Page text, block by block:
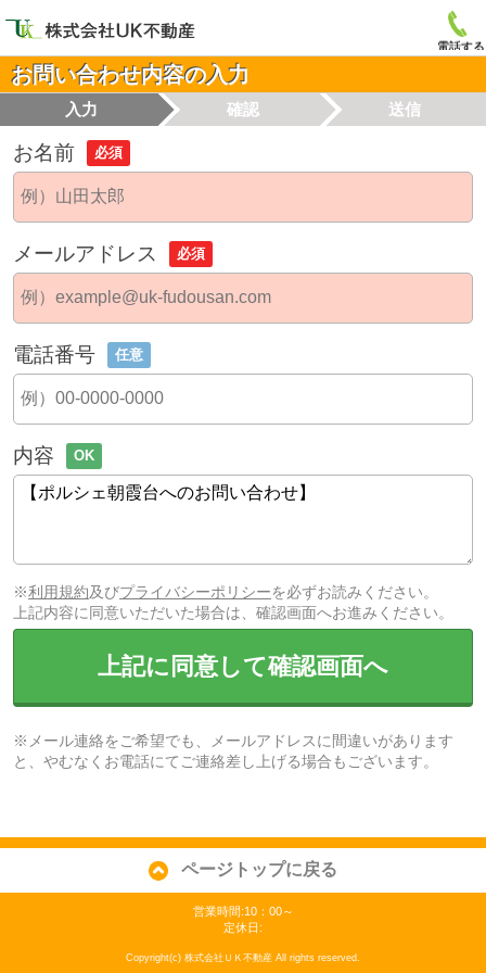
電話する
お問い合わせ内容の入力
入力 確認 送信
お名前 必須
メールアドレス 必須
電話番号 任意
内容 OK
※利用規約及びプライバシーポリシーを必ずお読みください。
上記内容に同意いただいた場合は、確認画面へお進みください。
上記に同意して確認画面へ
※メール連絡をご希望でも、メールアドレスに間違いがあります
と、やむなくお電話にてご連絡差し上げる場合もございます。
ページトップに戻る
営業時間:10：00～
定休日:
Copyright(c) 株式会社ＵＫ不動産 All rights reserved.